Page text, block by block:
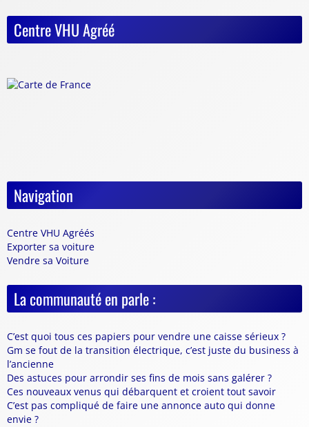
Centre VHU Agréé
Navigation
Centre VHU Agréés
Exporter sa voiture
Vendre sa Voiture
La communauté en parle :
C’est quoi tous ces papiers pour vendre une caisse sérieux ?
Gm se fout de la transition électrique, c’est juste du business à
l’ancienne
Des astuces pour arrondir ses fins de mois sans galérer ?
Ces nouveaux venus qui débarquent et croient tout savoir
C’est pas compliqué de faire une annonce auto qui donne
envie ?